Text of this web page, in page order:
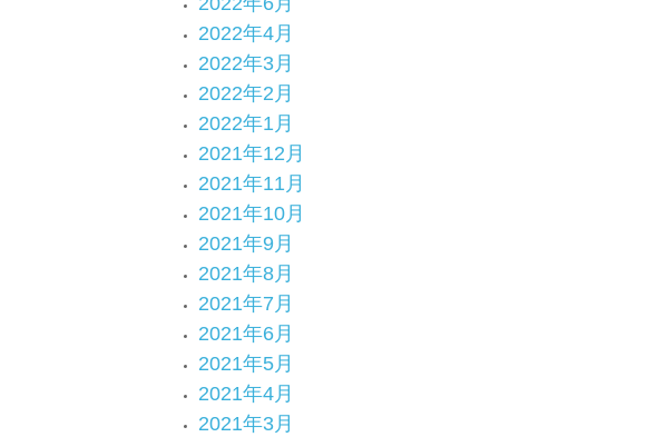
2022年4月
2022年3月
2022年2月
2022年1月
2021年12月
2021年11月
2021年10月
2021年9月
2021年8月
2021年7月
2021年6月
2021年5月
2021年4月
2021年3月